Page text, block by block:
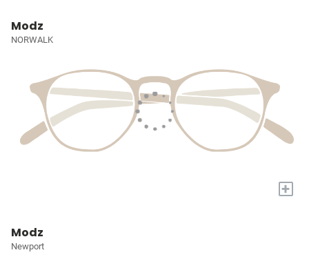
Modz
NORWALK
+
Modz
Newport